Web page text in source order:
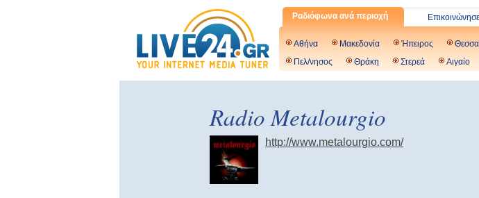
Ραδιόφωνα ανά περιοχή
Αθήνα Μακεδονία Ήπειρος
Πελ/νησος
Θράκη Στερεά Αιγαίο
Radio Metalourgio
http://www.metalourgio.com/